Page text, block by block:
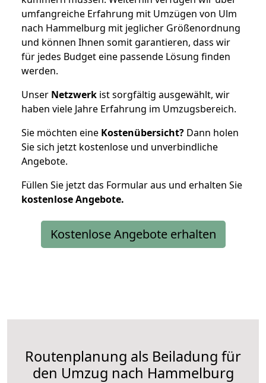
umfangreiche Erfahrung mit Umzügen von Ulm
nach Hammelburg mit jeglicher Größenordnung
und können Ihnen somit garantieren, dass wir
für jedes Budget eine passende Lösung finden
werden.
Unser Netzwerk ist sorgfältig ausgewählt, wir
haben viele Jahre Erfahrung im Umzugsbereich.
Sie möchten eine Kostenübersicht? Dann holen
Sie sich jetzt kostenlose und unverbindliche
Angebote.
Füllen Sie jetzt das Formular aus und erhalten Sie
kostenloseAngebote.
Kostenlose Angebote erhalten
Routenplanung als Beiladung für
den Umzug nach Hammelburg